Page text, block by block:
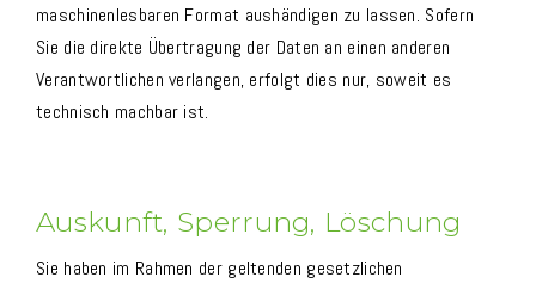
maschinenlesbaren Format aushändigen zu lassen. Sofern
Sie die direkte Übertragung der Daten an einen anderen
Verantwortlichen verlangen, erfolgt dies nur, soweit es
technisch machbar ist.
Auskunft, Sperrung, Löschung
Sie haben im Rahmen der geltenden gesetzlichen